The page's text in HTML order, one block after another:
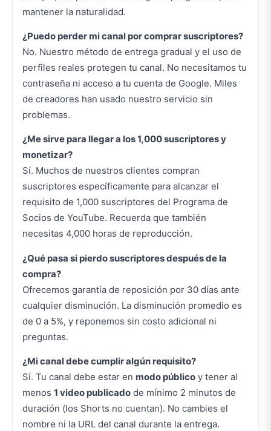
mantener la naturalidad.
¿Puedo perder mi canal por comprar suscriptores?
No. Nuestro método de entrega gradual y el uso de
perfiles reales protegen tu canal. No necesitamos tu
contraseña ni acceso a tu cuenta de Google. Miles
de creadores han usado nuestro servicio sin
problemas.
¿Me sirve para llegar a los 1,000 suscriptores y
monetizar?
Sí. Muchos de nuestros clientes compran
suscriptores específicamente para alcanzar el
requisito de 1,000 suscriptores del Programa de
Socios de YouTube. Recuerda que también
necesitas 4,000 horas de reproducción.
¿Qué pasa si pierdo suscriptores después de la
compra?
Ofrecemos garantía de reposición por 30 días ante
cualquier disminución. La disminución promedio es
de 0 a 5%, y reponemos sin costo adicional ni
preguntas.
¿Mi canal debe cumplir algún requisito?
Sí. Tu canal debe estar en modo público y tener al
menos 1 video publicado de mínimo 2 minutos de
duración (los Shorts no cuentan). No cambies el
nombre ni la URL del canal durante la entrega.